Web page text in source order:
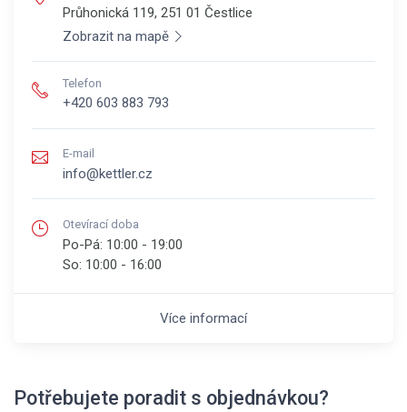
Průhonická 119, 251 01 Čestlice
Zobrazit na mapě
Telefon
+420 603 883 793
E-mail
info@kettler.cz
Otevírací doba
Po-Pá: 10:00 - 19:00
So: 10:00 - 16:00
Více informací
Potřebujete poradit s objednávkou?